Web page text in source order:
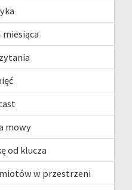
miesiąca
mowy
od klucza
w przestrzeni